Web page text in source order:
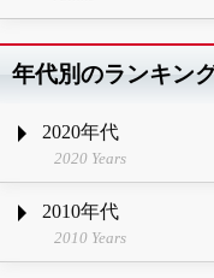
年代別のランキン
2020年代
2020 Years
2010年代
2010 Years